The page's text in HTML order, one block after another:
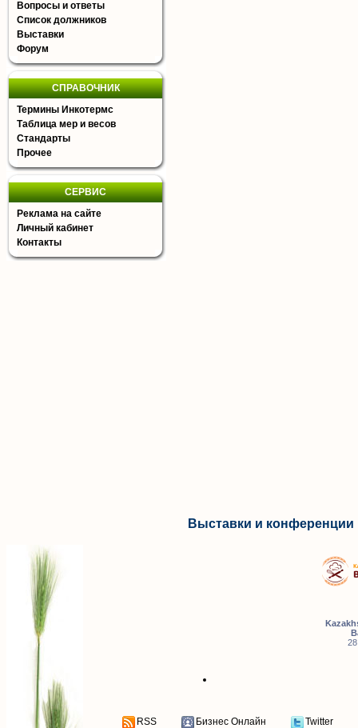
Вопросы и ответы
Список должников
Выставки
Форум
СПРАВОЧНИК
Термины Инкотермс
Таблица мер и весов
Стандарты
Прочее
СЕРВИС
Реклама на сайте
Личный кабинет
Контакты
Выставки и конференции
RSS Бизнес Онлайн Twitter